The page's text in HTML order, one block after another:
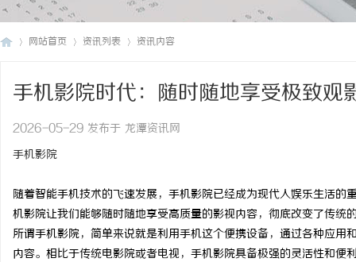
网站首页 资讯列表 资讯内容
手机影院时代：随时随地享受极致观
2026-05-29 发布于 龙潭资讯网
手机影院
随着智能手机技术的飞速发展，手机影院已经成为现代人娱乐生活
机影院让我们能够随时随地享受高质量的影视内容，彻底改变了传统
所谓手机影院，简单来说就是利用手机这个便携设备，通过各种应
内容。相比于传统电影院或者电视，手机影院具备极强的灵活性和